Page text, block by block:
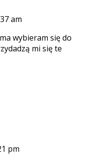
am
wybieram się do
mi się te
pm